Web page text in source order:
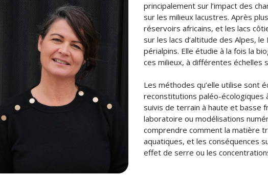
principalement sur l’impact des
sur les milieux lacustres. Après
réservoirs africains, et les lacs
sur les lacs d’altitude des Alpes,
périalpins. Elle étudie à la fois la
ces milieux, à différentes échelles
Les méthodes qu’elle utilise sont
reconstitutions paléo-écologiques
suivis de terrain à haute et basse
laboratoire ou modélisations
comprendre comment la matière
aquatiques, et les conséquences
effet de serre ou les